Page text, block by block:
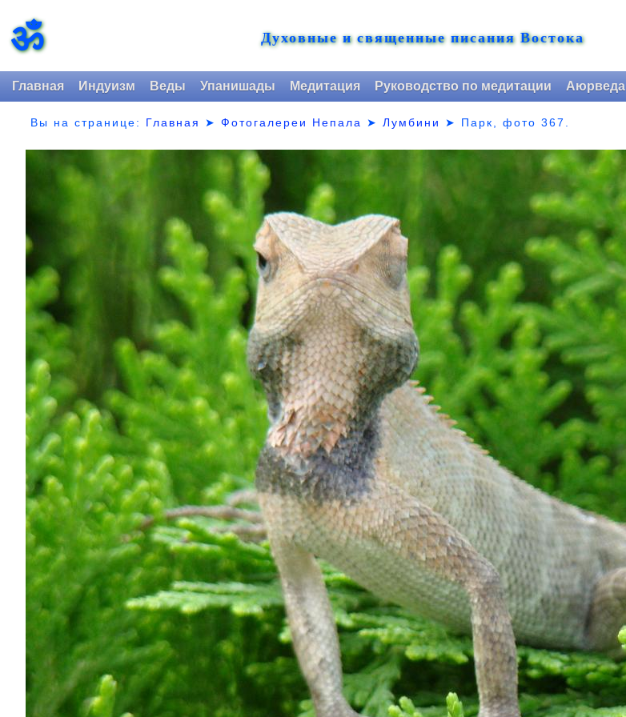
ॐ Духовные и священные писания Востока
Главная Индуизм Веды Упанишады Медитация Руководство по медитации Аюрведа
Вы на странице: Главная ➤Фотогалереи Непала ➤Лумбини ➤ Парк,фото 367.